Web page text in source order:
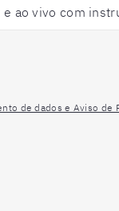
de dados e Aviso de